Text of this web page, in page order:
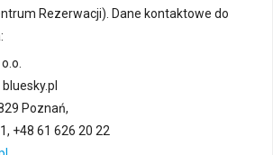
Rezerwacji). Dane kontaktowe do
Poznań,
+48 61 626 20 22